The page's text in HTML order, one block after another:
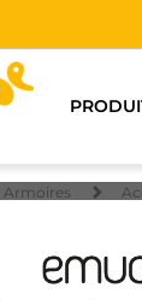
Armoires